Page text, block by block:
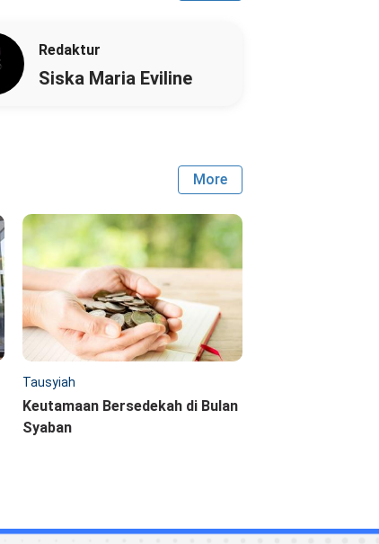
Redaktur
Siska Maria Eviline
More
Tausyiah
Keutamaan Bersedekah di Bulan
Syaban